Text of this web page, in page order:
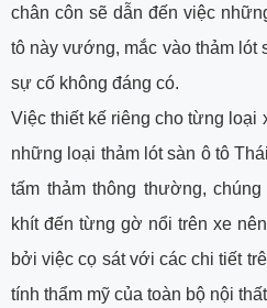
chân côn sẽ dẫn đến việc
tô này vướng, mắc vào thảm lót
sự cố không đáng có.
Việc thiết kế riêng cho từng loại
những loại thảm lót sàn ô tô
tấm thảm thông thường,
khít đến từng gờ nổi trên xe
bởi việc cọ sát với các chi tiết
tính thẩm mỹ của toàn bộ nội